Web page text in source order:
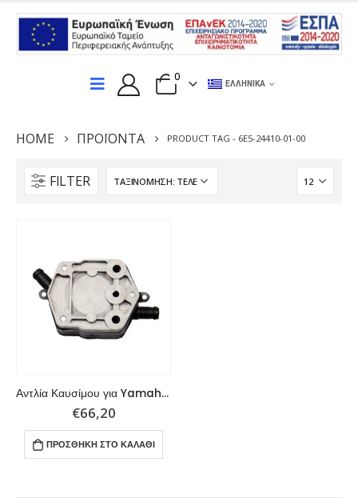
0
ΕΛΛΗΝΙΚΆ
HOME ΠΡΟΪΌΝΤΑ PRODUCT TAG - 6E5-24410-01-00
FILTER
Αντλία Καυσίμου για Yamaha V4 και V6
€66,20
ΠΡΟΣΘΉΚΗ ΣΤΟ ΚΑΛΆΘΙ